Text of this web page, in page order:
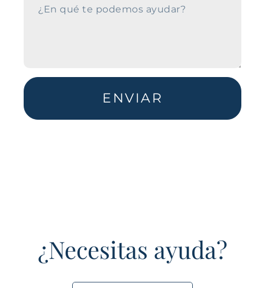
ENVIAR
¿Necesitas ayuda?